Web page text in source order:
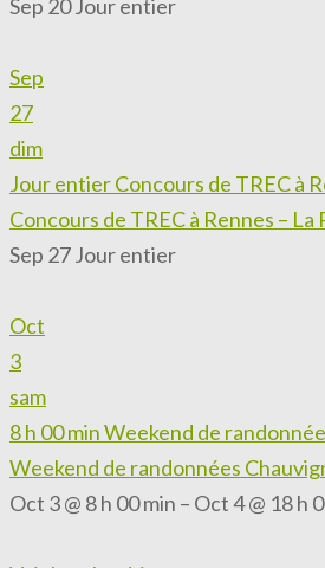
Sep 20Jour entier
Sep
27
dim
Jour entierConcours de TREC à
Concours de TREC à Rennes – La
Sep 27Jour entier
Oct
3
sam
8 h 00 minWeekend de
Weekend de randonnées
Oct 3 @ 8 h 00 min – Oct 4 @ 18 h